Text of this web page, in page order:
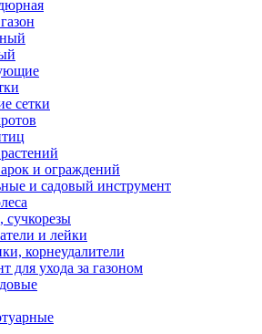
сетки
и ограждений
и садовый инструмент
сучкорезы
и лейки
корнеудалители
для ухода за газоном